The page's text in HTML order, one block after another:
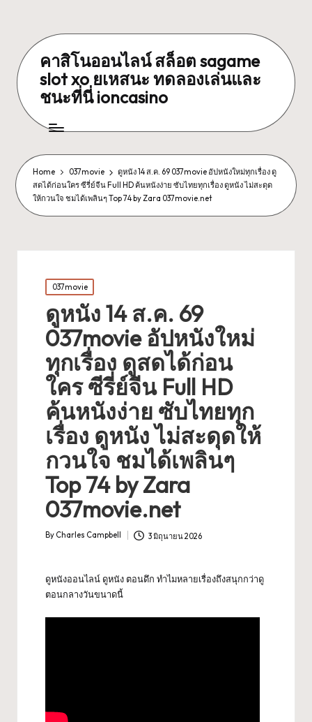
คาสิโนออนไลน์ สล็อต sagame
slot xo ยเหสนะ ทดลองเล่นและ
ชนะที่นี่ ioncasino
Home 037movie
ดูหนัง 14 ส.ค. 69 037movie อัปหนังใหม่ทุกเรื่อง ดู
สดได้ก่อนใคร ซีรี่ย์จีน Full HD ค้นหนังง่าย ซับไทยทุกเรื่อง ดูหนัง ไม่สะดุด
ให้กวนใจ ชมได้เพลินๆ Top 74 by Zara 037movie.net
Posted
in
037movie
ดูหนัง 14 ส.ค. 69
037movie อัปหนังใหม่
ทุกเรื่อง ดูสดได้ก่อน
ใคร ซีรี่ย์จีน Full HD
ค้นหนังง่าย ซับไทยทุก
เรื่อง ดูหนัง ไม่สะดุดให้
กวนใจ ชมได้เพลินๆ
Top 74 by Zara
037movie.net
Posted
By Charles Campbell 3 มิถุนายน 2026
ดูหนังออนไลน์ดูหนัง ตอนดึก ทำไมหลายเรื่องถึงสนุกกว่าดู
ตอนกลางวันขนาดนี้